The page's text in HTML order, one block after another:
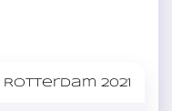
Rotterdam 2021